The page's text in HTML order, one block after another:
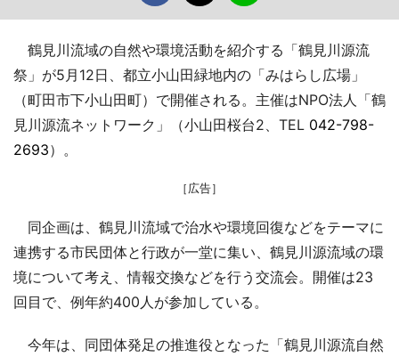
鶴見川流域の自然や環境活動を紹介する「鶴見川源流
祭」が5月12日、都立小山田緑地内の「みはらし広場」
（町田市下小山田町）で開催される。主催はNPO法人「鶴
見川源流ネットワーク」（小山田桜台2、TEL 042-798-
2693）。
［広告］
同企画は、鶴見川流域で治水や環境回復などをテーマに
連携する市民団体と行政が一堂に集い、鶴見川源流域の環
境について考え、情報交換などを行う交流会。開催は23
回目で、例年約400人が参加している。
今年は、同団体発足の推進役となった「鶴見川源流自然